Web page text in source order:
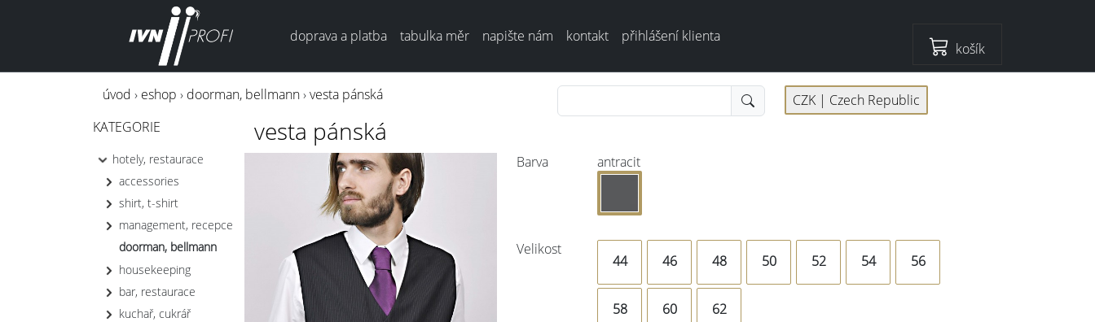
doprava a platba tabulka měr napište nám kontakt přihlášení klienta
košík
úvod › eshop › doorman, bellmann›vesta pánská CZK | Czech Republic
KATEGORIE
hotely, restaurace
accessories
shirt, t-shirt
management, recepce
doorman, bellmann
housekeeping
bar, restaurace
kuchař, cukrář
vesta pánská
Barva antracit
Velikost
44 46 48 50 52 54 56
58 60 62